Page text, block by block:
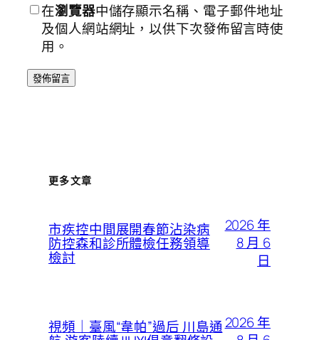
在瀏覽器中儲存顯示名稱、電子郵件地址
及個人網站網址，以供下次發佈留言時使
用。
更多文章
市疾控中間展開春節沾染病
防控森和診所體檢任務領導
檢討
2026 年
8 月 6
日
視頻｜臺風“韋帕”過后 川島通2026 年